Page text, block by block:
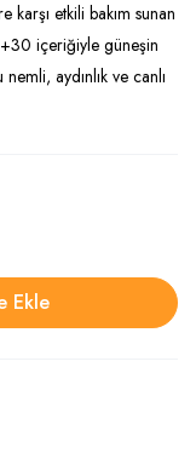
etkili bakım sunan
içeriğiyle güneşin
aydınlık ve canlı
Ekle